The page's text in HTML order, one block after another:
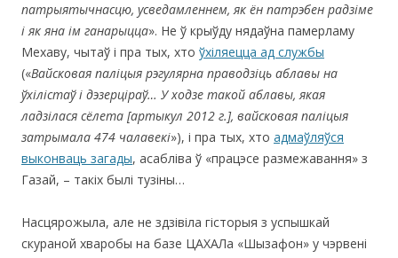
патрыятычнасцю, усведамленнем, як ён патрэбен радзіме
і як яна ім ганарыцца». Не ў крыўду нядаўна памерламу
Мехаву, чытаў і пра тых, хто ўхіляецца ад службы
(«Вайсковая паліцыя рэгулярна праводзіць аблавы на
ўхілістаў і дэзерціраў… У ходзе такой аблавы, якая
ладзілася сёлета [артыкул 2012 г.], вайсковая паліцыя
затрымала 474 чалавекі»), і пра тых, хто адмаўляўся
выконваць загады, асабліва ў «працэсе размежавання» з
Газай, – такіх былі тузіны…
Насцярожыла, але не здзівіла гісторыя з успышкай
скураной хваробы на базе ЦАХАЛа «Шызафон» у чэрвені